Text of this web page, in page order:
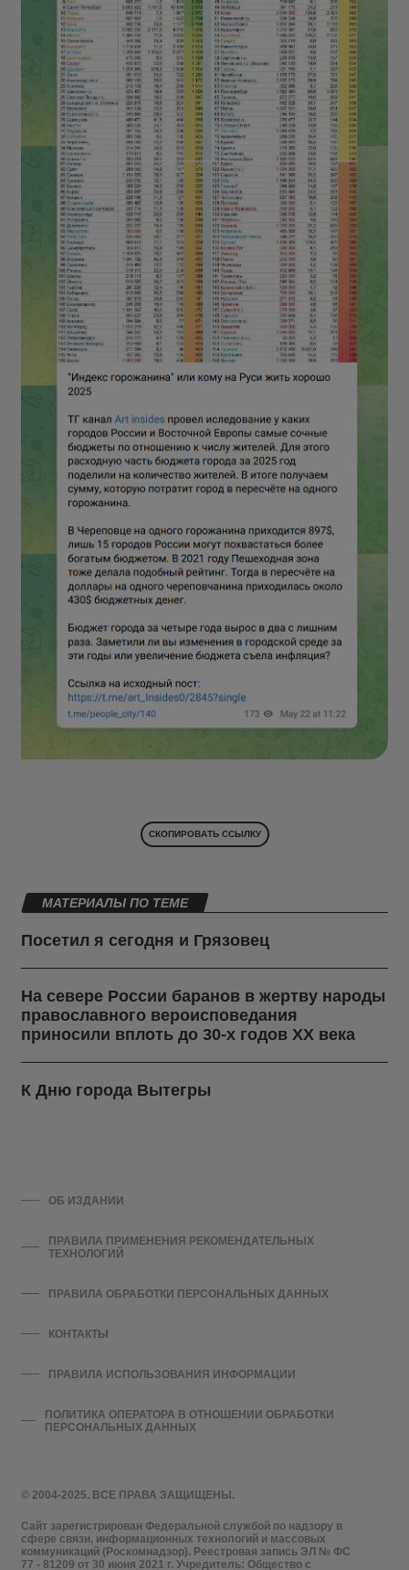
СКОПИРОВАТЬ ССЫЛКУ
МАТЕРИАЛЫ ПО ТЕМЕ
Посетил я сегодня и Грязовец
На севере России баранов в жертву народы
православного вероисповедания
приносили вплоть до 30-х годов ХХ века
К Дню города Вытегры
© 2004-2025. ВСЕ ПРАВА ЗАЩИЩЕНЫ.
Сайт зарегистрирован Федеральной службой по надзору в
сфере связи, информационных технологий и массовых
коммуникаций (Роскомнадзор). Реестровая запись ЭЛ № ФС
77 - 81209 от 30 июня 2021 г. Учредитель: Общество с
ОБ ИЗДАНИИ
ПРАВИЛА ПРИМЕНЕНИЯ РЕКОМЕНДАТЕЛЬНЫХ
ТЕХНОЛОГИЙ
ПРАВИЛА ОБРАБОТКИ ПЕРСОНАЛЬНЫХ ДАННЫХ
КОНТАКТЫ
ПРАВИЛА ИСПОЛЬЗОВАНИЯ ИНФОРМАЦИИ
ПОЛИТИКА ОПЕРАТОРА В ОТНОШЕНИИ ОБРАБОТКИ
ПЕРСОНАЛЬНЫХ ДАННЫХ